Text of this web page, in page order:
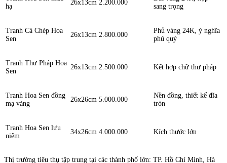
hạ
26x13cm 2.200.000
sang trọng
Tranh Cá Chép Hoa
Sen
26x13cm 2.800.000
Phủ vàng 24K, ý nghĩa
phú quý
Tranh Thư Pháp Hoa
Sen
26x13cm 2.500.000 Kết hợp chữ thư pháp
Tranh Hoa Sen đồng
mạ vàng
26x26cm 5.000.000
Nền đồng, thiết kế đĩa
tròn
Tranh Hoa Sen lưu
niệm
34x26cm 4.000.000 Kích thước lớn
Thị trường tiêu thụ tập trung tại các thành phố lớn: TP. Hồ Chí Minh, Hà